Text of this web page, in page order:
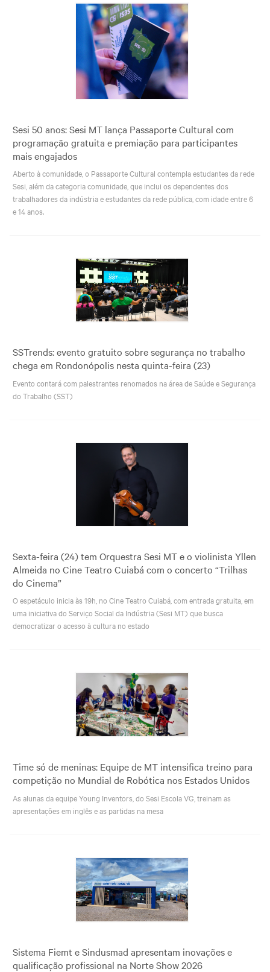
Sesi 50 anos: Sesi MT lança Passaporte Cultural com
programação gratuita e premiação para participantes
mais engajados
Aberto à comunidade, o Passaporte Cultural contempla estudantes da rede
Sesi, além da categoria comunidade, que inclui os dependentes dos
trabalhadores da indústria e estudantes da rede pública, com idade entre 6
e 14 anos.
SSTrends: evento gratuito sobre segurança no trabalho
chega em Rondonópolis nesta quinta-feira (23)
Evento contará com palestrantes renomados na área de Saúde e Segurança
do Trabalho (SST)
Sexta-feira (24) tem Orquestra Sesi MT e o violinista Yllen
Almeida no Cine Teatro Cuiabá com o concerto “Trilhas
do Cinema”
O espetáculo inicia às 19h, no Cine Teatro Cuiabá, com entrada gratuita, em
uma iniciativa do Serviço Social da Indústria (Sesi MT) que busca
democratizar o acesso à cultura no estado
Time só de meninas: Equipe de MT intensifica treino para
competição no Mundial de Robótica nos Estados Unidos
As alunas da equipe Young Inventors, do Sesi Escola VG, treinam as
apresentações em inglês e as partidas na mesa
Sistema Fiemt e Sindusmad apresentam inovações e
qualificação profissional na Norte Show 2026